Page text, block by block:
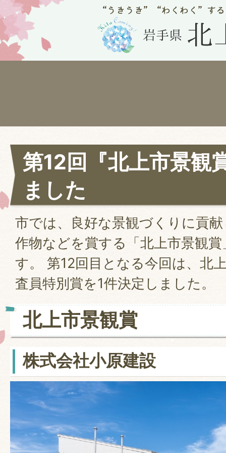
第12回『北上市景観
ました
市では、良好な景観づくりに貢
作物などを賞する「北上市景観
す。 第12回目となる今回は、北
査員特別賞を1件決定しました。
北上市景観賞
株式会社小原建設